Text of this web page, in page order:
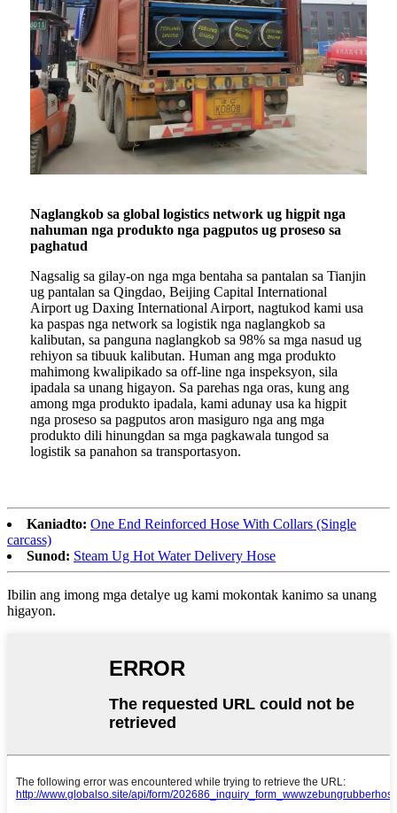
Naglangkob sa global logistics network ug higpit nga
nahuman nga produkto nga pagputos ug proseso sa
paghatud
Nagsalig sa gilay-on nga mga bentaha sa pantalan sa Tianjin
ug pantalan sa Qingdao, Beijing Capital International
Airport ug Daxing International Airport, nagtukod kami usa
ka paspas nga network sa logistik nga naglangkob sa
kalibutan, sa panguna naglangkob sa 98% sa mga nasud ug
rehiyon sa tibuuk kalibutan. Human ang mga produkto
mahimong kwalipikado sa off-line nga inspeksyon, sila
ipadala sa unang higayon. Sa parehas nga oras, kung ang
among mga produkto ipadala, kami adunay usa ka higpit
nga proseso sa pagputos aron masiguro nga ang mga
produkto dili hinungdan sa mga pagkawala tungod sa
logistik sa panahon sa transportasyon.
Kaniadto: One End Reinforced Hose With Collars (Single
carcass)
Sunod: Steam Ug Hot Water Delivery Hose
Ibilin ang imong mga detalye ug kami mokontak kanimo sa unang
higayon.